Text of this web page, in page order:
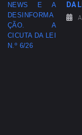
DA